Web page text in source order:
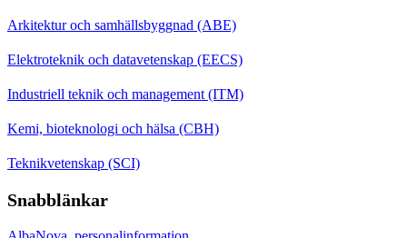
Arkitektur och samhällsbyggnad (ABE)
Elektroteknik och datavetenskap (EECS)
Industriell teknik och management (ITM)
Kemi, bioteknologi och hälsa (CBH)
Teknikvetenskap (SCI)
Snabblänkar